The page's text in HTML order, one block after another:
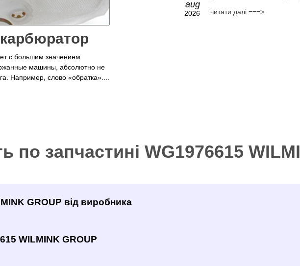
с большим значением
машины, абсолютно не
Например, слово «обратка»....
aug
2026 читати далі ===>
по запчастині WG1976615
GROUP від виробника
WILMINK GROUP